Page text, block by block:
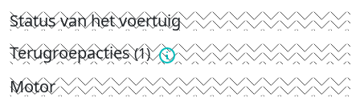
Status van het voertuig
Terugroepacties(1)
Motor